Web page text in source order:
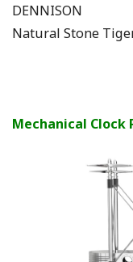
DENNISON
Natural Stone
Mechanical Clock